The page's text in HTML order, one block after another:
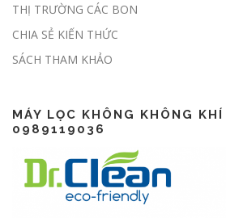
THỊ TRƯỜNG CÁC BON
CHIA SẺ KIẾN THỨC
SÁCH THAM KHẢO
MÁY LỌC KHÔNG KHÔNG
0989119036